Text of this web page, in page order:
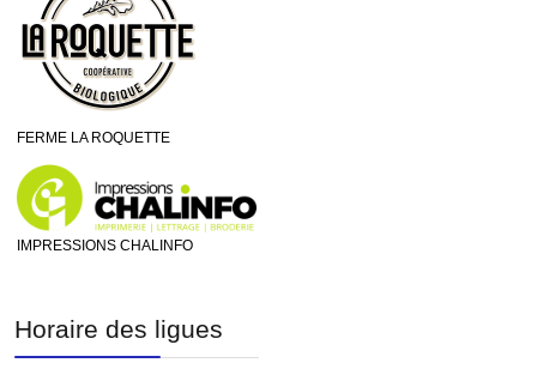
FERME LA ROQUETTE
IMPRESSIONS CHALINFO
Horaire des ligues